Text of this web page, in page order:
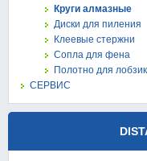
Круги алмазные
Диски для пиления
Клеевые стержни
Сопла для фена
Полотно для
СЕРВИС